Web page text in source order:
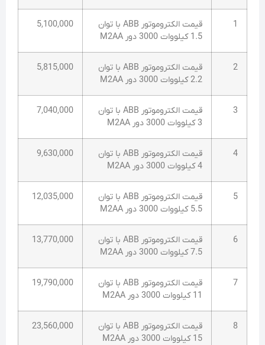
1
قیمت الکتروموتور ABB با توان
1.5 کیلووات 3000 دور M2AA
5,100,000
2
قیمت الکتروموتور ABB با توان
2.2 کیلووات 3000 دور M2AA
5,815,000
3
قیمت الکتروموتور ABB با توان
3 کیلووات 3000 دور M2AA
7,040,000
4
قیمت الکتروموتور ABB با توان
4 کیلووات 3000 دور M2AA
9,630,000
5
قیمت الکتروموتور ABB با توان
5.5 کیلووات 3000 دور M2AA
12,035,000
6
قیمت الکتروموتور ABB با توان
7.5 کیلووات 3000 دور M2AA
13,770,000
7
قیمت الکتروموتور ABB با توان
11 کیلووات 3000 دور M2AA
19,790,000
8
قیمت الکتروموتور ABB با توان
15 کیلووات 3000 دور M2AA
23,560,000